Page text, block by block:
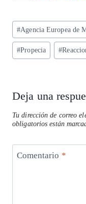
ts
A
p
ra
m
Etiquetas
de
la
#Agencia Europea de
#Propecia #
Deja una
Tu dirección de correo
obligatorios están
Comentario *